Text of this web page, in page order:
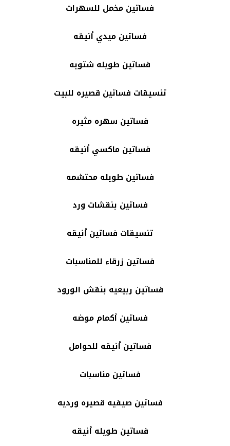
فساتين مخمل للسهرات
فساتين ميدي أنيقه
فساتين طويله شتويه
تنسيقات فساتين قصيره للبيت
فساتين سهره مثيره
فساتين ماكسي أنيقه
فساتين طويله محتشمه
فساتين بنقشات ورد
تنسيقات فساتين أنيقه
فساتين زرقاء للمناسبات
فساتين ربيعيه بنقش الورود
فساتين أكمام موضه
فساتين أنيقه للحوامل
فساتين مناسبات
فساتين صيفيه قصيره ورديه
فساتين طويله أنيقه